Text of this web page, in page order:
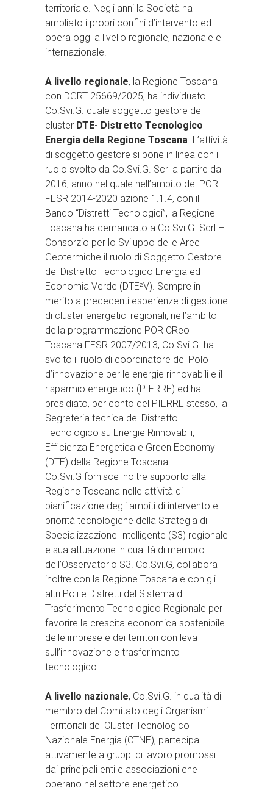
territoriale. Negli anni la Società ha
ampliato i propri confini d’intervento ed
opera oggi a livello regionale, nazionale e
internazionale.
A livello regionale, la Regione Toscana
con DGRT 25669/2025, ha individuato
Co.Svi.G. quale soggetto gestore del
cluster DTE- Distretto Tecnologico
Energia della Regione Toscana. L’attività
di soggetto gestore si pone in linea con il
ruolo svolto da Co.Svi.G. Scrl a partire dal
2016, anno nel quale nell’ambito del POR-
FESR 2014-2020 azione 1.1.4, con il
Bando “Distretti Tecnologici”, la Regione
Toscana ha demandato a Co.Svi.G. Scrl –
Consorzio per lo Sviluppo delle Aree
Geotermiche il ruolo di Soggetto Gestore
del Distretto Tecnologico Energia ed
Economia Verde (DTE²V). Sempre in
merito a precedenti esperienze di gestione
di cluster energetici regionali, nell’ambito
della programmazione POR CReo
Toscana FESR 2007/2013, Co.Svi.G. ha
svolto il ruolo di coordinatore del Polo
d’innovazione per le energie rinnovabili e il
risparmio energetico (PIERRE) ed ha
presidiato, per conto del PIERRE stesso, la
Segreteria tecnica del Distretto
Tecnologico su Energie Rinnovabili,
Efficienza Energetica e Green Economy
(DTE) della Regione Toscana.
Co.Svi.G fornisce inoltre supporto alla
Regione Toscana nelle attività di
pianificazione degli ambiti di intervento e
priorità tecnologiche della Strategia di
Specializzazione Intelligente (S3) regionale
e sua attuazione in qualità di membro
dell’Osservatorio S3. Co.Svi.G, collabora
inoltre con la Regione Toscana e con gli
altri Poli e Distretti del Sistema di
Trasferimento Tecnologico Regionale per
favorire la crescita economica sostenibile
delle imprese e dei territori con leva
sull’innovazione e trasferimento
tecnologico.
A livello nazionale, Co.Svi.G. in qualità di
membro del Comitato degli Organismi
Territoriali del Cluster Tecnologico
Nazionale Energia (CTNE), partecipa
attivamente a gruppi di lavoro promossi
dai principali enti e associazioni che
operano nel settore energetico.